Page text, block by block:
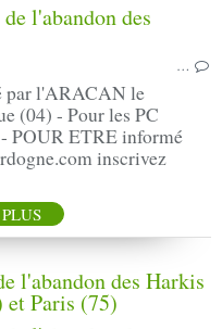
…
par l'ARACAN le
(04) - Pour les PC
ETRE informé
inscrivez
l'abandon des Harkis
Paris (75)